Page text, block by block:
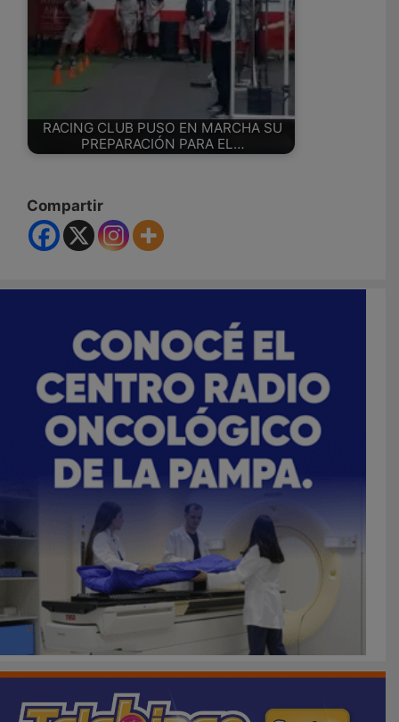
RACING CLUB PUSO EN MARCHA SU
PREPARACIÓN PARA EL…
Compartir